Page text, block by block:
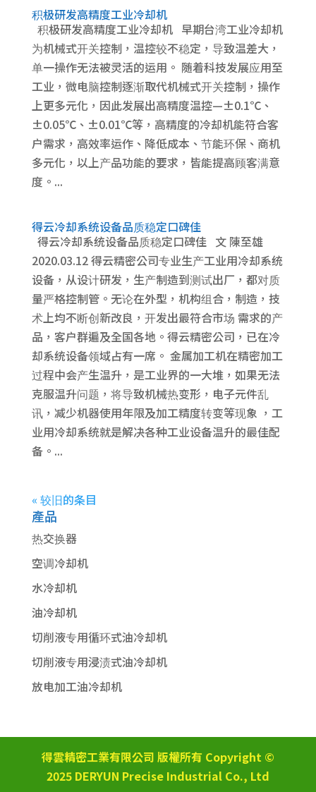
积极研发高精度工业冷却机
积极研发高精度工业冷却机 早期台湾工业冷却机
为机械式开关控制，温控较不稳定，导致温差大，
单一操作无法被灵活的运用。 随着科技发展应用至
工业，微电脑控制逐渐取代机械式开关控制，操作
上更多元化，因此发展出高精度温控—±0.1℃、
±0.05℃、±0.01℃等，高精度的冷却机能符合客
户需求，高效率运作、降低成本、节能环保、商机
多元化，以上产品功能的要求，皆能提高顾客满意
度。...
得云冷却系统设备品质稳定口碑佳
得云冷却系统设备品质稳定口碑佳 文 陳至雄
2020.03.12 得云精密公司专业生产工业用冷却系统
设备，从设计研发，生产制造到测试出厂，都对质
量严格控制管。无论在外型，机构组合，制造，技
术上均不断创新改良，开发出最符合市场 需求的产
品，客户群遍及全国各地。得云精密公司，已在冷
却系统设备领域占有一席。 金属加工机在精密加工
过程中会产生温升，是工业界的一大堆，如果无法
克服温升问题，将导致机械热变形，电子元件乱
讯，减少机器使用年限及加工精度转变等现象 ，工
业用冷却系统就是解决各种工业设备温升的最佳配
备。...
« 较旧的条目
產品
热交换器
空调冷却机
水冷却机
油冷却机
切削液专用循环式油冷却机
切削液专用浸渍式油冷却机
放电加工油冷却机
得雲精密工業有限公司 版權所有 Copyright ©
2025 DERYUN Precise Industrial Co., Ltd